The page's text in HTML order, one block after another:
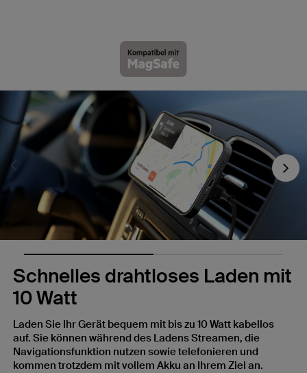
Next
Schnelles drahtloses Laden mit
10 Watt
Laden Sie Ihr Gerät bequem mit bis zu 10 Watt kabellos
auf. Sie können während des Ladens Streamen, die
Navigationsfunktion nutzen sowie telefonieren und
kommen trotzdem mit vollem Akku an Ihrem Ziel an.